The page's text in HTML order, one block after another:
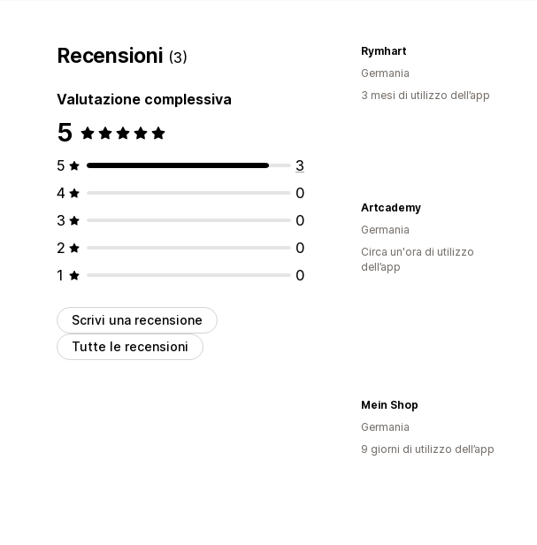
Recensioni (3)
Valutazione complessiva
5
5
3
4
0
3
0
2
0
1
0
Scrivi una recensione
Tutte le recensioni
Rymhart
Germania
3 mesi di utilizzo dell’app
Artcademy
Germania
Circa un'ora di utilizzo
dell’app
Mein Shop
Germania
9 giorni di utilizzo dell’app